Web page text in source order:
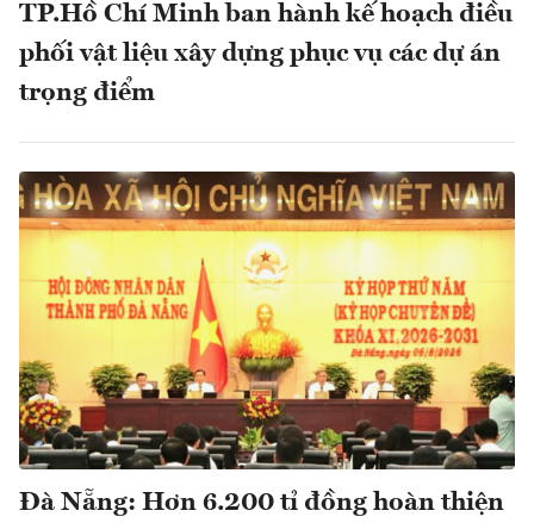
TP.Hồ Chí Minh ban hành kế hoạch điều
phối vật liệu xây dựng phục vụ các dự án
trọng điểm
Đà Nẵng: Hơn 6.200 tỉ đồng hoàn thiện